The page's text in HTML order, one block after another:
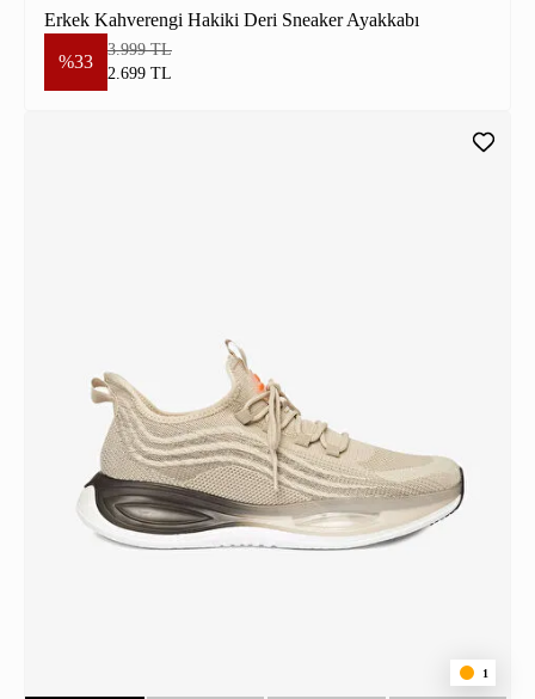
Erkek Kahverengi Hakiki Deri Sneaker Ayakkabı
%33
3.999 TL
2.699 TL
1